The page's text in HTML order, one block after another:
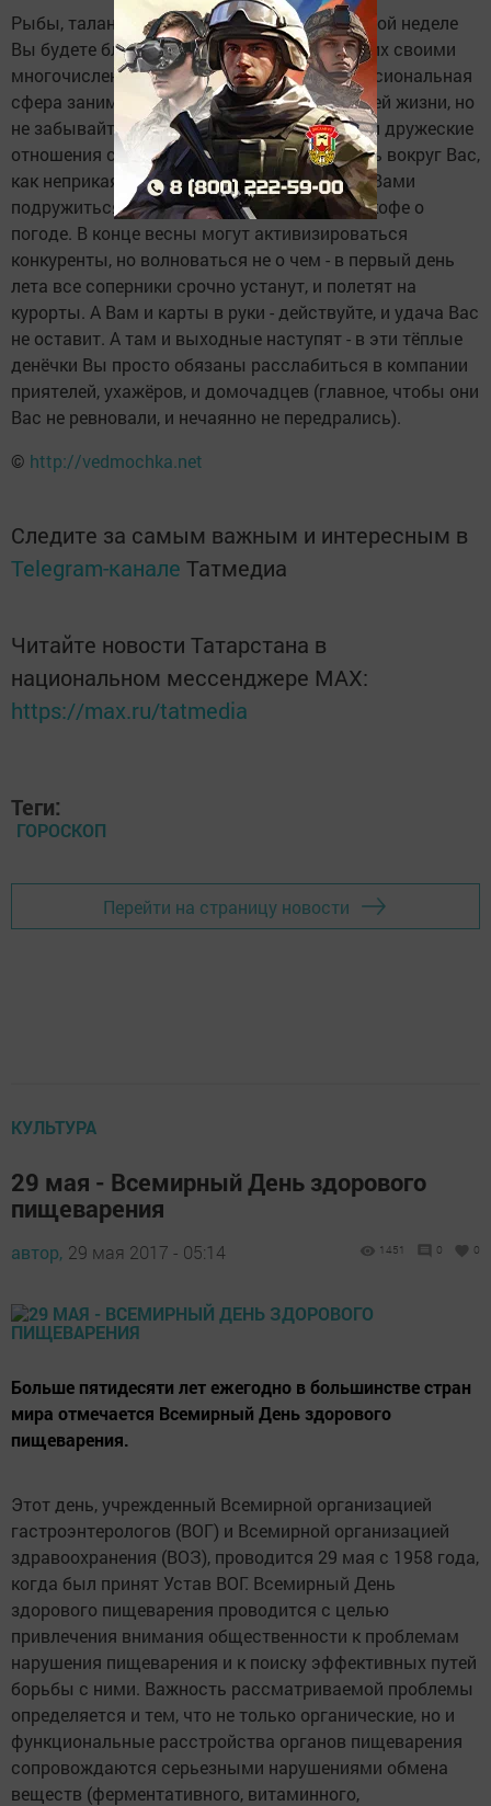
Рыбы, таланты скрыть невозможно, и на этой неделе
Вы будете блистать, и покорять окружающих своими
многочисленными способностями. Профессиональная
сфера занимает значительное место в Вашей жизни, но
не забывайте, что для общего дела важны и дружеские
отношения с коллегами. Босс будет бродить вокруг Вас,
как неприкаянный - бедный шеф мечтает с Вами
подружиться и побеседовать за чашечкой кофе о
погоде. В конце весны могут активизироваться
конкуренты, но волноваться не о чем - в первый день
лета все соперники срочно устанут, и полетят на
курорты. А Вам и карты в руки - действуйте, и удача Вас
не оставит. А там и выходные наступят - в эти тёплые
денёчки Вы просто обязаны расслабиться в компании
приятелей, ухажёров, и домочадцев (главное, чтобы они
Вас не ревновали, и нечаянно не передрались).
© http://vedmochka.net
Следите за самым важным и интересным в
Telegram-канале Татмедиа
Читайте новости Татарстана в
национальном мессенджере MАХ:
https://max.ru/tatmedia
Теги:
ГОРОСКОП
Перейти на страницу новости
КУЛЬТУРА
29 мая - Всемирный День здорового
пищеварения
автор, 29 мая 2017 - 05:14 1451 0 0
Больше пятидесяти лет ежегодно в большинстве стран
мира отмечается Всемирный День здорового
пищеварения.
Этот день, учрежденный Всемирной организацией
гастроэнтерологов (ВОГ) и Всемирной организацией
здравоохранения (ВОЗ), проводится 29 мая с 1958 года,
когда был принят Устав ВОГ. Всемирный День
здорового пищеварения проводится с целью
привлечения внимания общественности к проблемам
нарушения пищеварения и к поиску эффективных путей
борьбы с ними. Важность рассматриваемой проблемы
определяется и тем, что не только органические, но и
функциональные расстройства органов пищеварения
сопровождаются серьезными нарушениями обмена
веществ (ферментативного, витаминного,